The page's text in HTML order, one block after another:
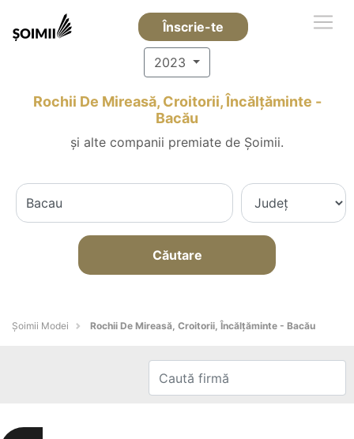
Înscrie-te
2023
Rochii De Mireasă, Croitorii, Încălțăminte -
Bacău
și alte companii premiate de Șoimii.
Căutare
Șoimii Modei Rochii De Mireasă, Croitorii, Încălțăminte - Bacău